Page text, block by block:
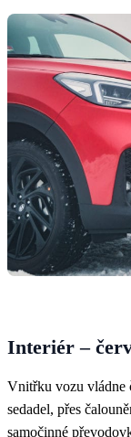
Interiér –
Vnitřku vozu vládne
sedadel, přes
samočinné